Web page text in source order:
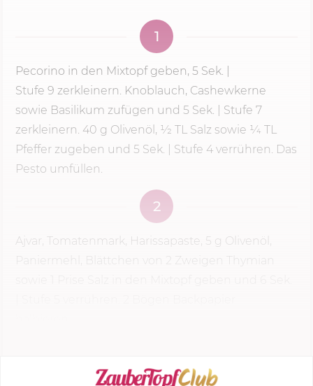
1
Pecorino in den Mixtopf geben, 5 Sek.
Stufe 9 zerkleinern. Knoblauch, Cashewkerne
sowie Basilikum zufügen und 5 Sek.
| Stufe 7
zerkleinern. 40 g Olivenöl, 1⁄2 TL Salz sowie 1⁄4 TL
Pfeffer zugeben und 5 Sek.
| Stufe 4 verrühren. Das
Pesto umfüllen.
2
Ajvar, Tomatenmark, Harissapaste, 5 g Olivenöl,
Paniermehl, Blättchen von 2 Zweigen Thymian
KOCHMODUS STARTEN